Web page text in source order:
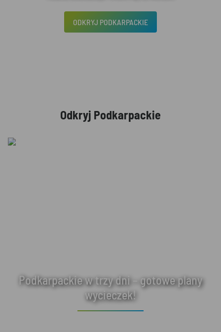
ODKRYJ PODKARPACKIE
Odkryj Podkarpackie
Podkarpackie w trzy dni – gotowe plany
wycieczek!